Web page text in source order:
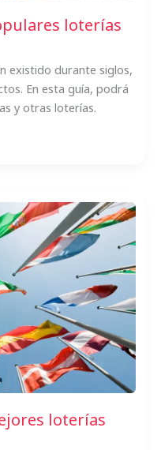
loterías
existido durante siglos,
En esta guía, podrá
y otras loterías.
loterías